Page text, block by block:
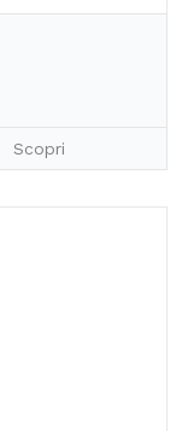
Scopri